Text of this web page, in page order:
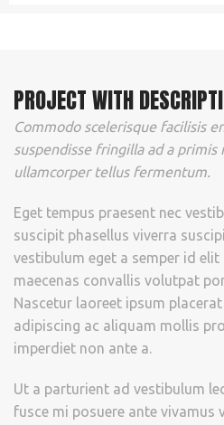
PROJECT WITH
Commodo scelerisque facilisis
suspendisse fringilla ad a primis
ullamcorper tellus fermentum.
Eget tempus praesent nec
suscipit phasellus viverra
vestibulum eget a semper id
maecenas convallis volutpat
Nascetur laoreet ipsum
adipiscing ac aliquam mollis
imperdiet non ante a.
Ut a parturient ad vestibulum
fusce mi posuere ante vivamus